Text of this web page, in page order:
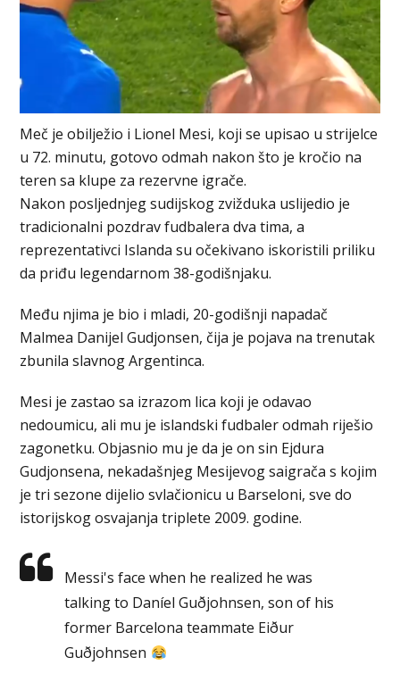
Meč je obilježio i Lionel Mesi, koji se upisao u strijelce
u 72. minutu, gotovo odmah nakon što je kročio na
teren sa klupe za rezervne igrače.
Nakon posljednjeg sudijskog zvižduka uslijedio je
tradicionalni pozdrav fudbalera dva tima, a
reprezentativci Islanda su očekivano iskoristili priliku
da priđu legendarnom 38-godišnjaku.
Među njima je bio i mladi, 20-godišnji napadač
Malmea Danijel Gudjonsen, čija je pojava na trenutak
zbunila slavnog Argentinca.
Mesi je zastao sa izrazom lica koji je odavao
nedoumicu, ali mu je islandski fudbaler odmah riješio
zagonetku. Objasnio mu je da je on sin Ejdura
Gudjonsena, nekadašnjeg Mesijevog saigrača s kojim
je tri sezone dijelio svlačionicu u Barseloni, sve do
istorijskog osvajanja triplete 2009. godine.
Messi's face when he realized he was
talking to Daníel Guðjohnsen, son of his
former Barcelona teammate Eiður
Guðjohnsen